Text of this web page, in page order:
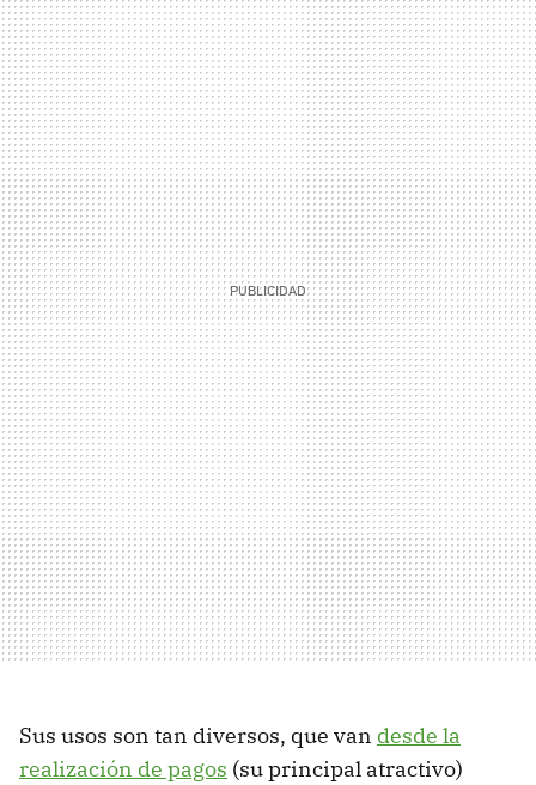
Sus usos son tan diversos, que van desde la
realización de pagos (su principal atractivo)